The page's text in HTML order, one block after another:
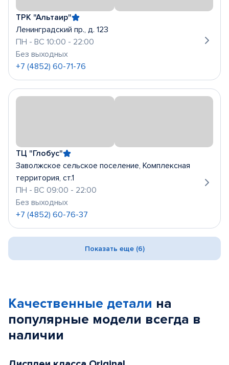
ТРК "Альтаир"
Ленинградский пр., д. 123
ПН - ВС 10:00 - 22:00
Без выходных
+7 (4852) 60-71-76
ТЦ "Глобус"
Заволжское сельское поселение, Комплексная
территория, ст.1
ПН - ВС 09:00 - 22:00
Без выходных
+7 (4852) 60-76-37
Показать еще (6)
Качественные детали на
популярные модели всегда в
наличии